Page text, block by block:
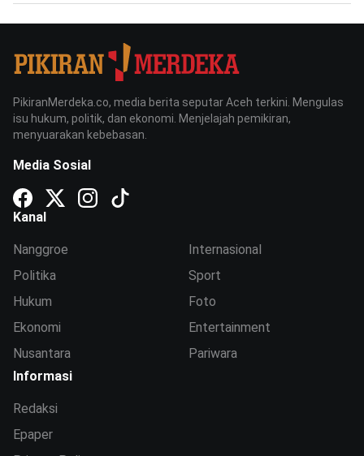
PikiranMerdeka.co, media berita seputar Aceh terkini. Mengulas
isu hukum, politik, dan ekonomi. Menjelajah pemikiran,
menyuarakan kebebasan.
Media Sosial
Kanal
Nanggroe
Politika
Hukum
Ekonomi
Nusantara
Internasional
Sport
Foto
Entertainment
Pariwara
Informasi
Redaksi
Epaper